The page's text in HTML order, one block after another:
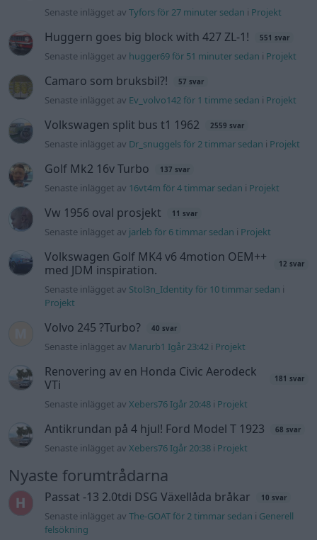
Senaste inlägget avTyfors för 27 minuter sedan i Projekt
Huggern goes big block with 427 ZL-1! 551 svar
Senaste inlägget av hugger69 för 51 minuter sedan i Projekt
Camaro som bruksbil?! 57 svar
Senaste inlägget av Ev_volvo142 för 1 timme sedan i Projekt
Volkswagen split bus t1 1962 2559 svar
Senaste inlägget av Dr_snuggels för 2 timmar sedan i Projekt
Golf Mk2 16v Turbo 137 svar
Senaste inlägget av 16vt4m för 4 timmar sedan i Projekt
Vw 1956 oval prosjekt 11 svar
Senaste inlägget av jarleb för 6 timmar sedan i Projekt
Volkswagen Golf MK4 v6 4motion OEM++
med JDM inspiration.
12 svar
Senaste inlägget av Stol3n_Identity för 10 timmar sedan i
Projekt
Volvo 245 ?Turbo? 40 svar
Senaste inlägget av Marurb1 Igår 23:42 i Projekt
Renovering av en Honda Civic Aerodeck
VTi
181 svar
Senaste inlägget avXebers76 Igår 20:48 i Projekt
Antikrundan på 4 hjul! Ford Model T 1923 68 svar
Senaste inlägget avXebers76 Igår 20:38 i Projekt
Nyaste forumtrådarna
Passat -13 2.0tdi DSG Växellåda bråkar 10 svar
Senaste inlägget avThe-GOAT för 2 timmar sedan i Generell
felsökning